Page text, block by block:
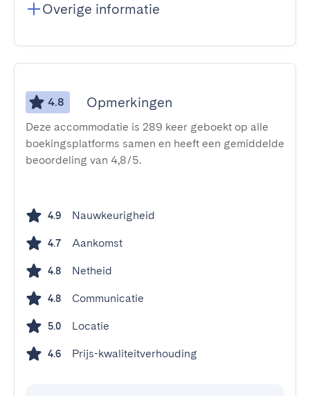
Overige informatie
4.8 Opmerkingen
Deze accommodatie is 289 keer geboekt op alle
boekingsplatforms samen en heeft een gemiddelde
beoordeling van 4,8/5.
4.9 Nauwkeurigheid
4.7 Aankomst
4.8 Netheid
4.8 Communicatie
5.0 Locatie
4.6 Prijs-kwaliteitverhouding